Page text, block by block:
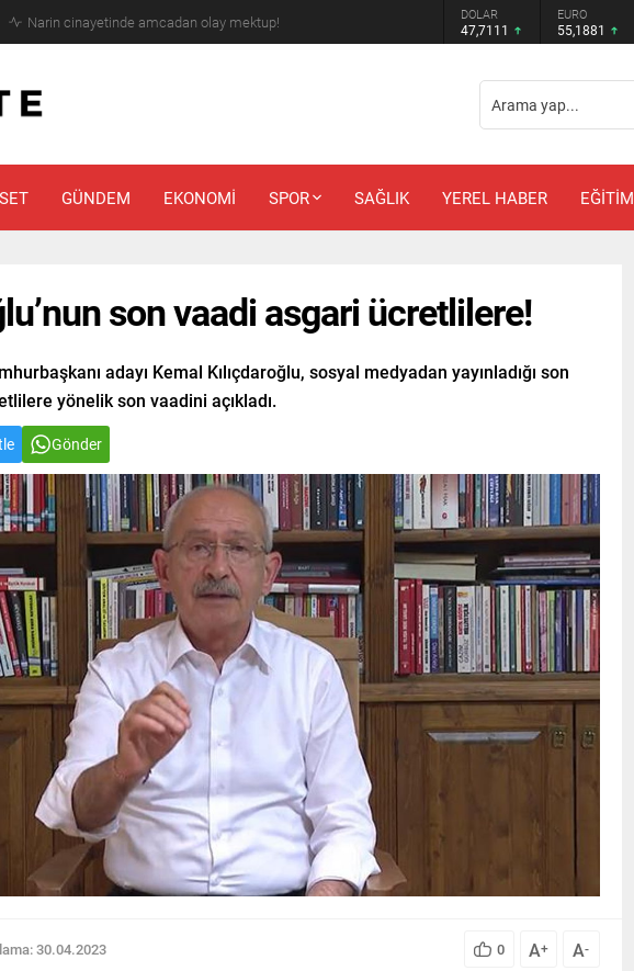
Narin cinayetinde amcadan olay mektup! DOLAR
47,7111
EURO
55,1881
GÜNDEM EKONOMİ SPOR SAĞLIK YEREL HABER EĞİTİM
son vaadi asgari ücretlilere!
adayı Kemal Kılıçdaroğlu, sosyal medyadan yayınladığı son
yönelik son vaadini açıkladı.
Gönder
30.04.2023 0 A+ A-